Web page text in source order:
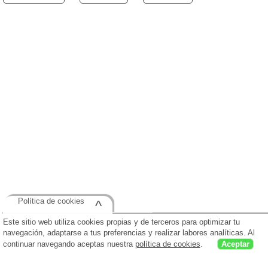
Este sitio web utiliza cookies propias y de terceros para optimizar tu
navegación, adaptarse a tus preferencias y realizar labores analíticas. Al
continuar navegando aceptas nuestra política de cookies Aceptar
Política de cookies ^